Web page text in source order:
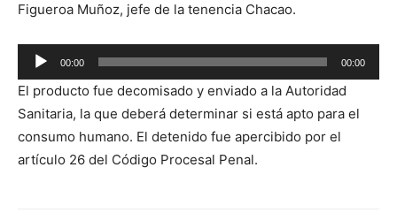
Figueroa Muñoz, jefe de la tenencia Chacao.
Reproductor
de
audio
00:00 00:00
El producto fue decomisado y enviado a la Autoridad
Sanitaria, la que deberá determinar si está apto para el
consumo humano. El detenido fue apercibido por el
artículo 26 del Código Procesal Penal.